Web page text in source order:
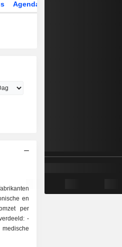
Agenda
en
per
-